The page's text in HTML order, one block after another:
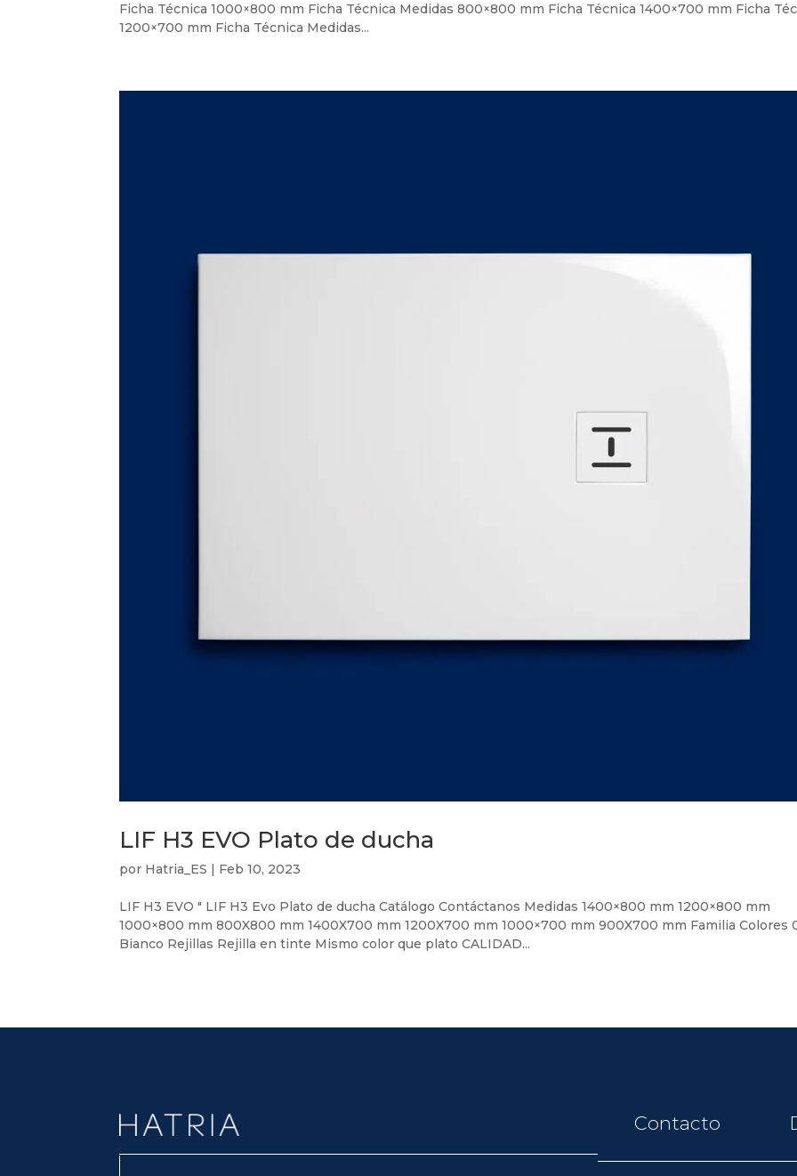
Ficha Técnica 1000×800 mm Ficha Técnica Medidas 800×800 mm Ficha Técnica 1400×700 mm Ficha
1200×700 mm Ficha Técnica Medidas...
LIF H3 EVO Plato de ducha
por Hatria_ES | Feb 10, 2023
LIF H3 EVO " LIF H3 Evo Plato de ducha Catálogo Contáctanos Medidas 1400×800 mm 1200×800 mm
1000×800 mm 800X800 mm 1400X700 mm 1200X700 mm 1000×700 mm 900X700 mm Familia Colores
Bianco Rejillas Rejilla en tinte Mismo color que plato CALIDAD...
Contacto